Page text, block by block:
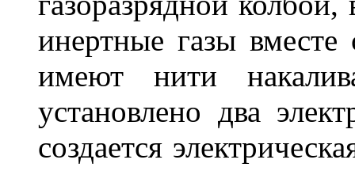
инертные газы
имеют нити
установлено два
создается